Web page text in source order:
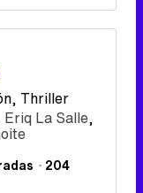
Thriller
Eriq La Salle,
· 204